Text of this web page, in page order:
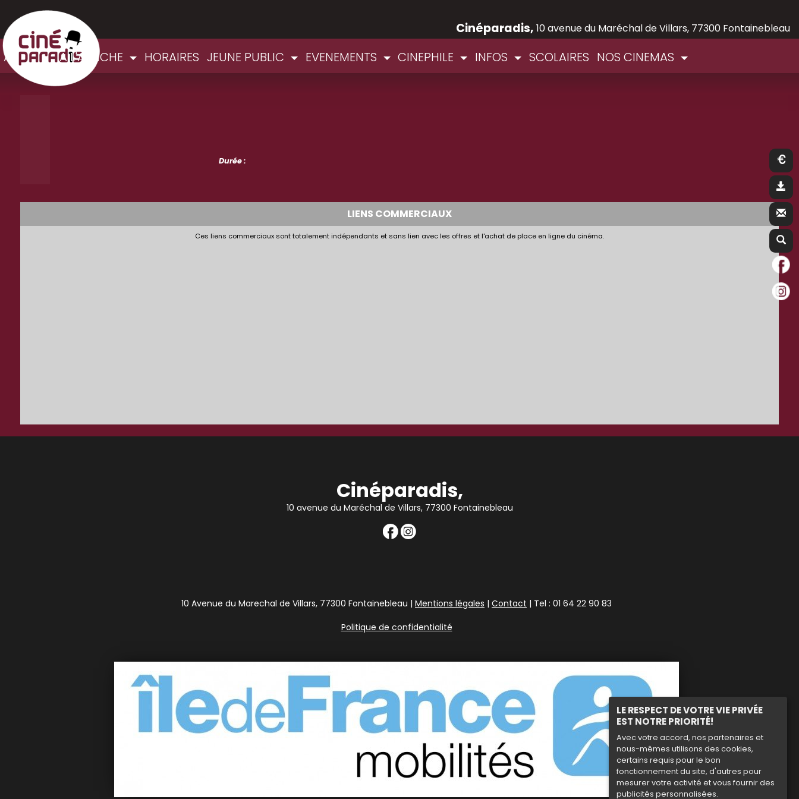
LE RESPECT DE VOTRE VIE PRIVÉE
EST NOTRE PRIORITÉ!
Avec votre accord, nos partenaires et
nous-mêmes utilisons des cookies,
certains requis pour le bon
fonctionnement du site, d'autres pour
mesurer votre activité et vous fournir des
publicités personnalisées.
Cinéparadis, 10 avenue du Maréchal de Villars, 77300 Fontainebleau
ACCUEIL A L'AFFICHE HORAIRES JEUNE PUBLIC EVENEMENTS CINEPHILE INFOS SCOLAIRES NOS CINEMAS
Durée :
LIENS COMMERCIAUX
Ces liens commerciaux sont totalement indépendants et sans lien avec les offres et l'achat de place en ligne du cinéma.
Cinéparadis,
10 avenue du Maréchal de Villars, 77300 Fontainebleau
10 Avenue du Marechal de Villars, 77300 Fontainebleau | Mentions légales | Contact | Tel : 01 64 22 90 83
Politique de confidentialité